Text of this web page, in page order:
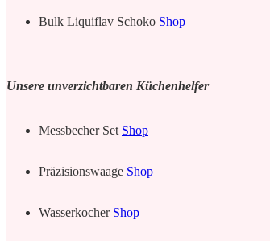
Bulk Liquiflav Schoko Shop
Unsere unverzichtbaren Küchenhelfer
Messbecher Set Shop
Präzisionswaage Shop
Wasserkocher Shop